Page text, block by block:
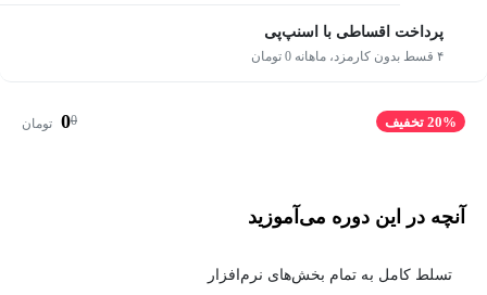
پرداخت اقساطی با اسنپ‌پی
۴ قسط بدون کارمزد، ماهانه 0 تومان
20% تخفیف 0
0 تومان
آنچه در این دوره می‌آموزید
تسلط کامل به تمام بخش‌های نرم‌افزار